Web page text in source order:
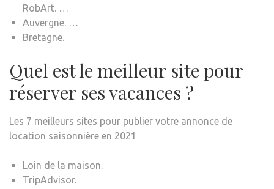
RobArt. …
Auvergne. …
Bretagne.
Quel est le meilleur site pour
réserver ses vacances ?
Les 7 meilleurs sites pour publier votre annonce de
location saisonnière en 2021
Loin de la maison.
TripAdvisor.